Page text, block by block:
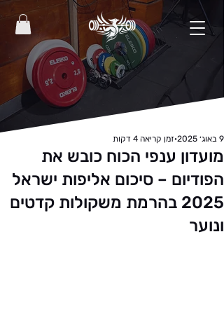
מועדון ענפי הכוח כובש את
הפודיום – סיכום אליפות ישראל
2025 בהרמת משקולות קדטים
ונוער
9 באוג׳ 2025 זמן קריאה 4 דקות